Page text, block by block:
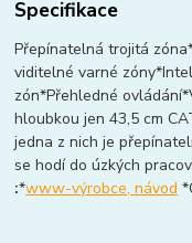
Specifikace
Přepínatelná trojitá
viditelné varné
zón*Přehledné
hloubkou jen 43,5 cm
jedna z nich je
se hodí do úzkých
:*www-výrobce, návod